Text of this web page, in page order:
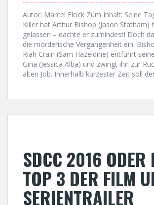
Autor: Marcel Flock Zum Inhalt: Seine
Killer hat Arthur Bishop (Jason Statham)
gelassen – dachte er zumindest! Doch
die mörderische Vergangenheit ein:
Riah Crain (Sam Hazeldine) entführt
Gina (Jessica Alba) und zwingt ihn zur
alten Job. Innerhalb kürzester Zeit soll
SDCC 2016 ODER
TOP 3 DER FILM
SERIENTRAILER